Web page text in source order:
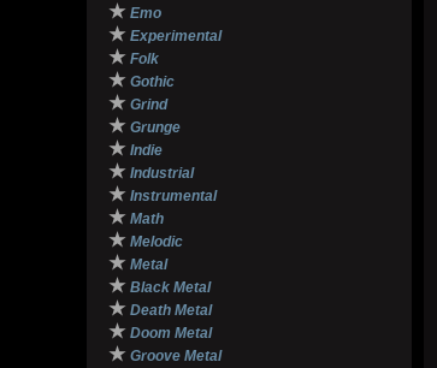
★ Emo
★ Experimental
★ Folk
★ Gothic
★ Grind
★ Grunge
★ Indie
★ Industrial
★ Instrumental
★ Math
★ Melodic
★ Metal
★ Black Metal
★ Death Metal
★ Doom Metal
★ Groove Metal